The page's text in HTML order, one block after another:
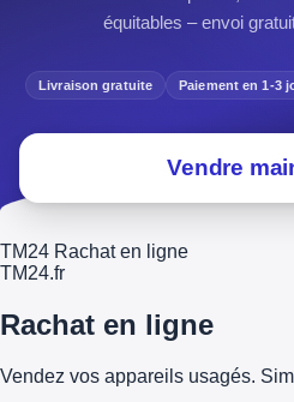
équitables – envoi
Livraison gratuite Paiement en 1-3
Vendre
TM24 Rachat en ligne
TM24.fr
Rachat en ligne
Vendez vos appareils usagés.